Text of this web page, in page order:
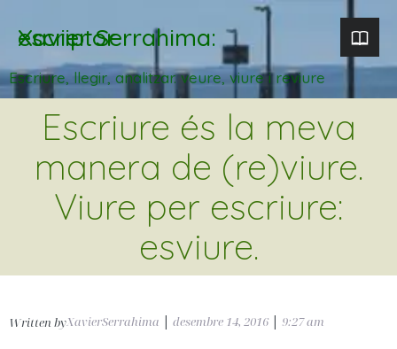
Xavier Serrahima: escriptor
Escriure, llegir, analitzar. veure, viure i reviure
Escriure és la meva
manera de (re)viure.
Viure per escriure:
esviure.
Written byXavierSerrahima desembre 14, 2016 9:27 am